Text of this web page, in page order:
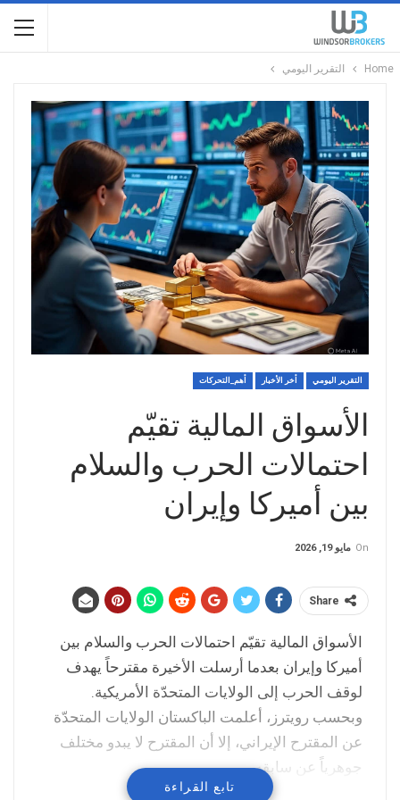
Home التقرير اليومي
التقرير اليومي أخر الأخبار أهم_التحركات
الأسواق المالية تقيّم
احتمالات الحرب والسلام
بين أميركا وإيران
On مايو 19, 2026
Share
الأسواق المالية تقيّم احتمالات الحرب والسلام بين
أميركا وإيران بعدما أرسلت الأخيرة مقترحاً يهدف
لوقف الحرب إلى الولايات المتحدّة الأمريكية.
وبحسب رويترز، أعلمت الباكستان الولايات المتحدّة
عن المقترح الإيراني، إلا أن المقترح لا يبدو مختلف
جوهرياً عن سابقه.
وكان الرئيس الأمريكي قد رفض مقترحاً إيراني لوقف
تابع القراءة